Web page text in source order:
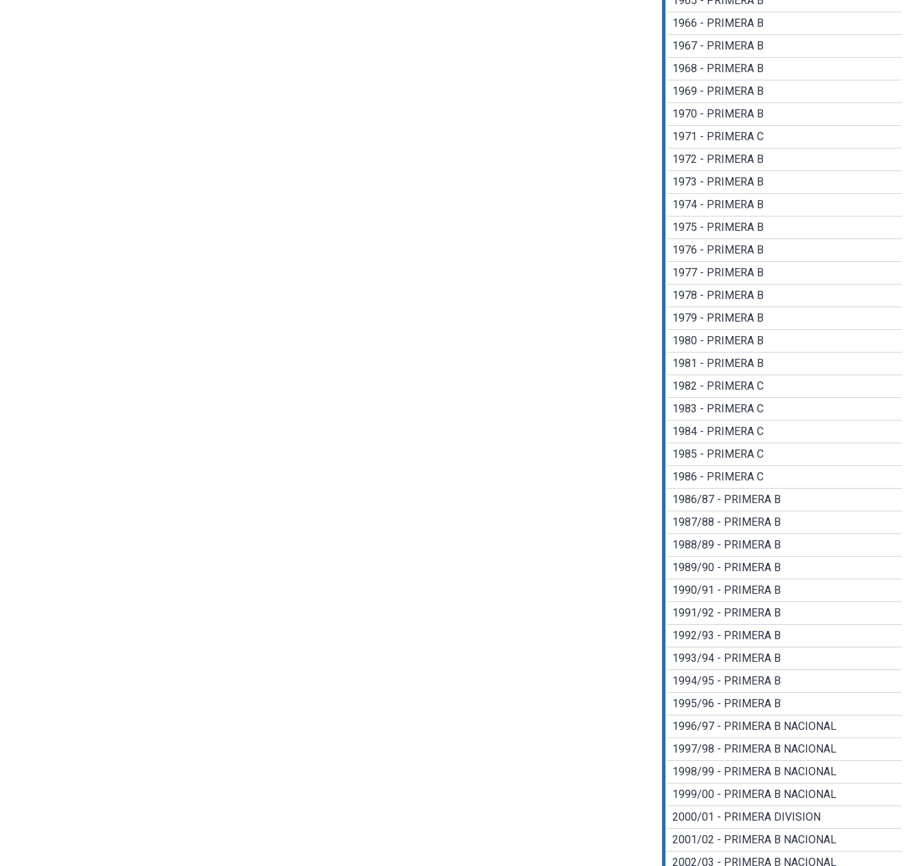
1966 - PRIMERA B
1967 - PRIMERA B
1968 - PRIMERA B
1969 - PRIMERA B
1970 - PRIMERA B
1971 - PRIMERA C
1972 - PRIMERA B
1973 - PRIMERA B
1974 - PRIMERA B
1975 - PRIMERA B
1976 - PRIMERA B
1977 - PRIMERA B
1978 - PRIMERA B
1979 - PRIMERA B
1980 - PRIMERA B
1981 - PRIMERA B
1982 - PRIMERA C
1983 - PRIMERA C
1984 - PRIMERA C
1985 - PRIMERA C
1986 - PRIMERA C
1986/87 - PRIMERA B
1987/88 - PRIMERA B
1988/89 - PRIMERA B
1989/90 - PRIMERA B
1990/91 - PRIMERA B
1991/92 - PRIMERA B
1992/93 - PRIMERA B
1993/94 - PRIMERA B
1994/95 - PRIMERA B
1995/96 - PRIMERA B
1996/97 - PRIMERA B NACIONAL
1997/98 - PRIMERA B NACIONAL
1998/99 - PRIMERA B NACIONAL
1999/00 - PRIMERA B NACIONAL
2000/01 - PRIMERA DIVISION
2001/02 - PRIMERA B NACIONAL
2002/03 - PRIMERA B NACIONAL